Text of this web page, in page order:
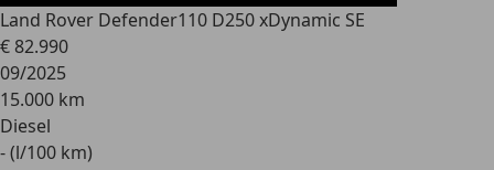
Land Rover Defender110 D250 xDynamic SE
€ 82.990
09/2025
15.000 km
Diesel
- (l/100 km)